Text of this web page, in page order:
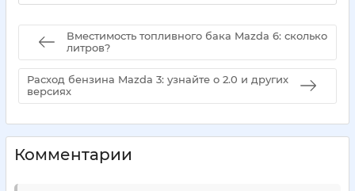
Вместимость топливного бака Mazda 6: сколько
литров?
Расход бензина Mazda 3: узнайте о 2.0 и других
версиях
Комментарии